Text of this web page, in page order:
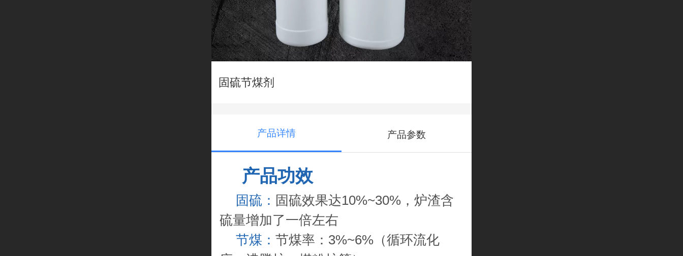
固硫节煤剂
产品详情 产品参数
产品功效
固硫： 固硫效果达10%~30%，炉渣含
硫量增加了一倍左右
节煤： 节煤率：3%~6%（循环流化